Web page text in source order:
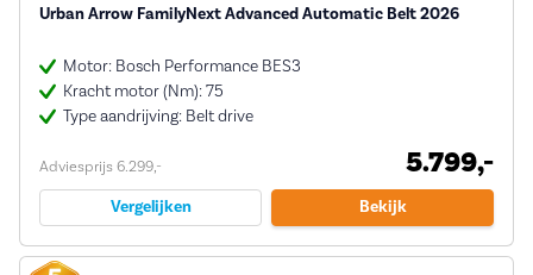
Urban Arrow FamilyNext Advanced Automatic Belt 2026
Motor: Bosch Performance BES3
Kracht motor (Nm): 75
Type aandrijving: Belt drive
Adviesprijs 6.299,- 5.799,-
Vergelijken Bekijk